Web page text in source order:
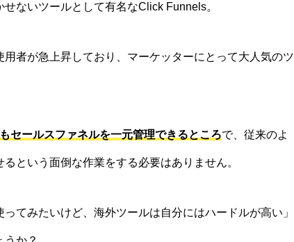
ないツールとして有名なClick Funnels。
者が急上昇しており、マーケッターにとって大人気のツ
セールスファネルを一元管理できるところで、従来のよ
という面倒な作業をする必要はありません。
てみたいけど、海外ツールは自分にはハードルが高い」